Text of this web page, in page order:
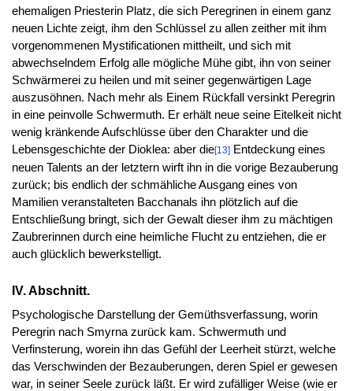
ehemaligen Priesterin Platz, die sich Peregrinen in einem ganz
neuen Lichte zeigt, ihm den Schlüssel zu allen zeither mit ihm
vorgenommenen Mystificationen mittheilt, und sich mit
abwechselndem Erfolg alle mögliche Mühe gibt, ihn von seiner
Schwärmerei zu heilen und mit seiner gegenwärtigen Lage
auszusöhnen. Nach mehr als Einem Rückfall versinkt Peregrin
in eine peinvolle Schwermuth. Er erhält neue seine Eitelkeit nicht
wenig kränkende Aufschlüsse über den Charakter und die
Lebensgeschichte der Dioklea: aber die[13]Entdeckung eines
neuen Talents an der letztern wirft ihn in die vorige Bezauberung
zurück; bis endlich der schmähliche Ausgang eines von
Mamilien veranstalteten Bacchanals ihn plötzlich auf die
Entschließung bringt, sich der Gewalt dieser ihm zu mächtigen
Zaubrerinnen durch eine heimliche Flucht zu entziehen, die er
auch glücklich bewerkstelligt.
IV. Abschnitt.
Psychologische Darstellung der Gemüthsverfassung, worin
Peregrin nach Smyrna zurück kam. Schwermuth und
Verfinsterung, worein ihn das Gefühl der Leerheit stürzt, welche
das Verschwinden der Bezauberungen, deren Spiel er gewesen
war, in seiner Seele zurück läßt. Er wird zufälliger Weise (wie er